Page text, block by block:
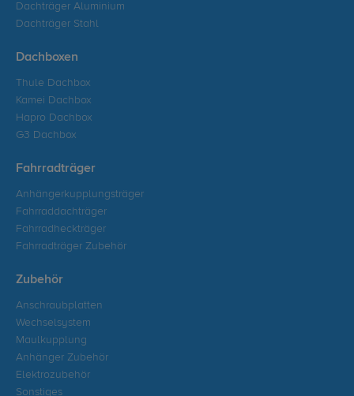
Dachträger Aluminium
Dachträger Stahl
Dachboxen
Thule Dachbox
Kamei Dachbox
Hapro Dachbox
G3 Dachbox
Fahrradträger
Anhängerkupplungsträger
Fahrraddachträger
Fahrradheckträger
Fahrradträger Zubehör
Zubehör
Anschraubplatten
Wechselsystem
Maulkupplung
Anhänger Zubehör
Elektrozubehör
Sonstiges